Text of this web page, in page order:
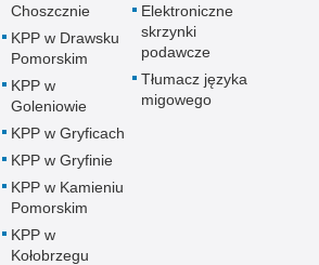
Choszcznie
KPP w Drawsku
Pomorskim
KPP w
Goleniowie
KPP w Gryficach
KPP w Gryfinie
KPP w Kamieniu
Pomorskim
KPP w
Kołobrzegu
Elektroniczne
skrzynki
podawcze
Tłumacz języka
migowego